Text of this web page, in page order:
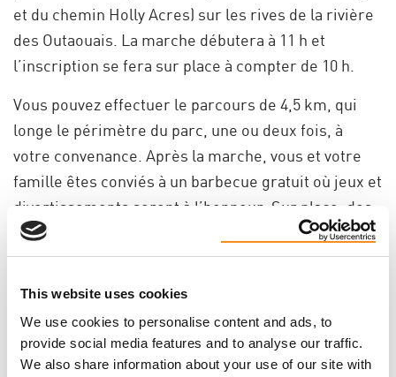
This website uses cookies
We use cookies to personalise content and ads, to
provide social media features and to analyse our traffic.
We also share information about your use of our site with
et du chemin Holly Acres) sur les rives de la rivière
des Outaouais. La marche débutera à 11 h et
l’inscription se fera sur place à compter de 10 h.
Vous pouvez effectuer le parcours de 4,5 km, qui
longe le périmètre du parc, une ou deux fois, à
votre convenance. Après la marche, vous et votre
famille êtes conviés à un barbecue gratuit où jeux et
divertissements seront à l’honneur. Sur place, des
modules de jeux amuseront les tout-petits !
maladies mortelles les plus courantes
actuellement. À ce jour, il n’existe aucun traitement
pour la guérir. Aidez-nous à recueillir des fonds
pour appuyer la mission de la Fondation canadienne